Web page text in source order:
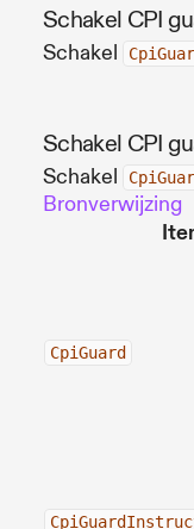
Schakel CPI
Schakel
Schakel CPI
Schakel
Bronverwijzing
CpiGuard